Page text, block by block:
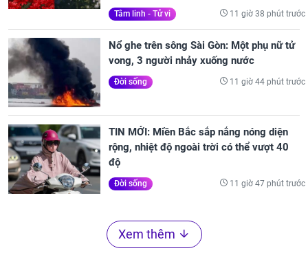
Tâm linh - Tử vi 11 giờ 38 phút trước
Nổ ghe trên sông Sài Gòn: Một phụ nữ tử
vong, 3 người nhảy xuống nước
Đời sống 11 giờ 44 phút trước
TIN MỚI: Miền Bắc sắp nắng nóng diện
rộng, nhiệt độ ngoài trời có thể vượt 40
độ
Đời sống 11 giờ 47 phút trước
Xem thêm